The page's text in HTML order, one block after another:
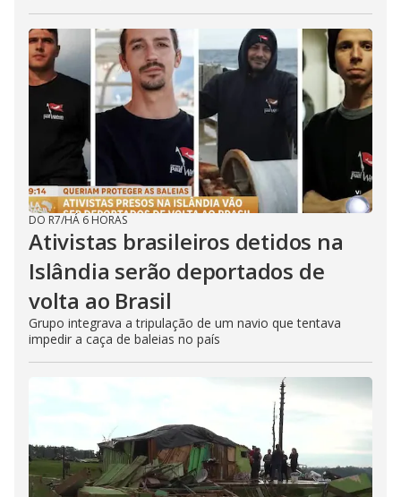
DO R7/HÁ 6 HORAS
Ativistas brasileiros detidos na
Islândia serão deportados de
volta ao Brasil
Grupo integrava a tripulação de um navio que tentava
impedir a caça de baleias no país